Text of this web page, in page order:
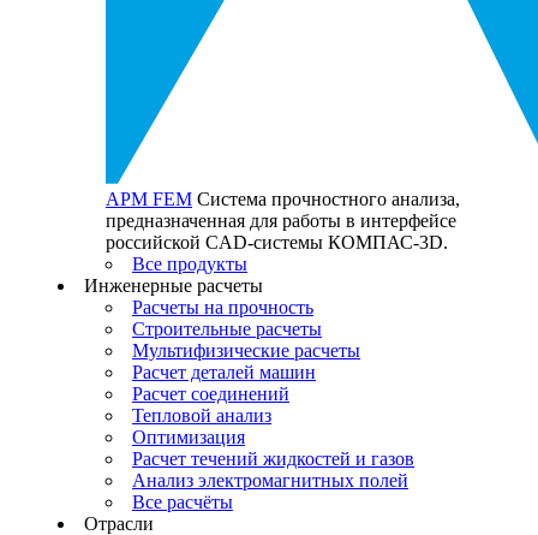
APM FEM Cистема прочностного анализа,
предназначенная для работы в интерфейсе
российской CAD-системы КОМПАС-3D.
Все продукты
Инженерные расчеты
Расчеты на прочность
Строительные расчеты
Мультифизические расчеты
Расчет деталей машин
Расчет соединений
Тепловой анализ
Оптимизация
Расчет течений жидкостей и газов
Анализ электромагнитных полей
Все расчёты
Отрасли